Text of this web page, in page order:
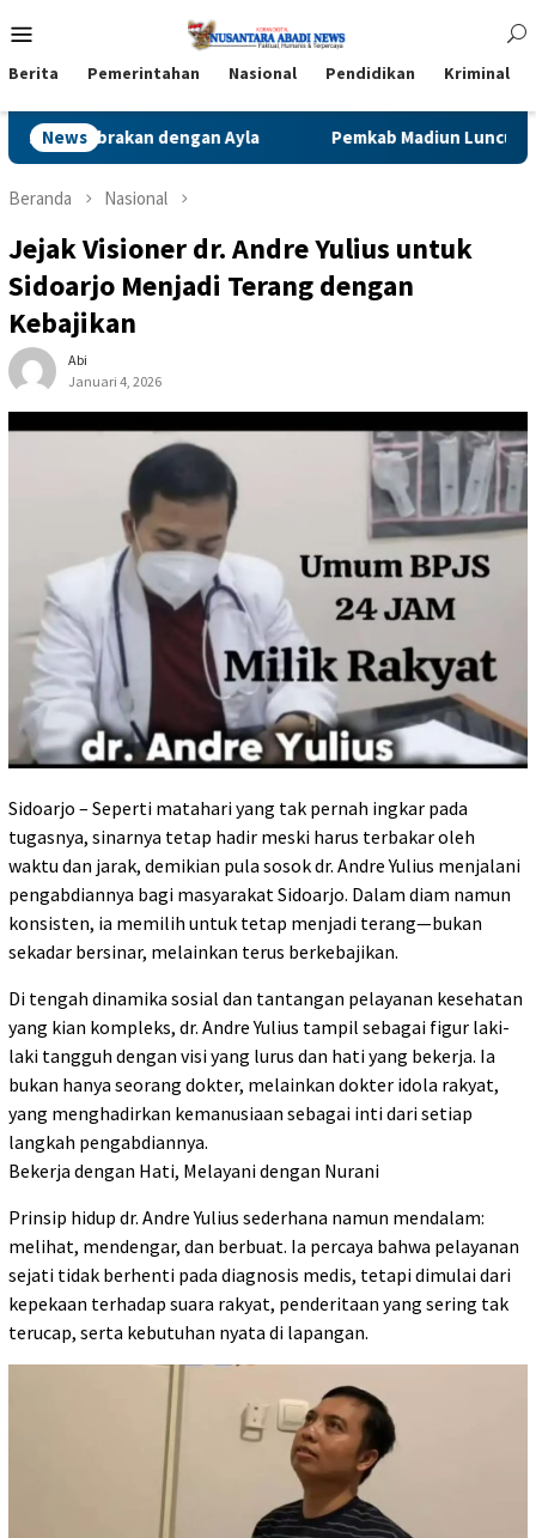
ke
Mobile
Berita Pemerintahan Nasional Pendidikan Kriminal
NewsLuncurkan Jempol Mas Har, Perizinan Usaha Makin Cepat
Beranda Nasional
Jejak Visioner dr. Andre Yulius untuk
Sidoarjo Menjadi Terang dengan
Kebajikan
Abi
Januari 4, 2026
Sidoarjo – Seperti matahari yang tak pernah ingkar pada
tugasnya, sinarnya tetap hadir meski harus terbakar oleh
waktu dan jarak, demikian pula sosok dr. Andre Yulius menjalani
pengabdiannya bagi masyarakat Sidoarjo. Dalam diam namun
konsisten, ia memilih untuk tetap menjadi terang—bukan
sekadar bersinar, melainkan terus berkebajikan.
Di tengah dinamika sosial dan tantangan pelayanan kesehatan
yang kian kompleks, dr. Andre Yulius tampil sebagai figur laki-
laki tangguh dengan visi yang lurus dan hati yang bekerja. Ia
bukan hanya seorang dokter, melainkan dokter idola rakyat,
yang menghadirkan kemanusiaan sebagai inti dari setiap
langkah pengabdiannya.
Bekerja dengan Hati, Melayani dengan Nurani
Prinsip hidup dr. Andre Yulius sederhana namun mendalam:
melihat, mendengar, dan berbuat. Ia percaya bahwa pelayanan
sejati tidak berhenti pada diagnosis medis, tetapi dimulai dari
kepekaan terhadap suara rakyat, penderitaan yang sering tak
terucap, serta kebutuhan nyata di lapangan.